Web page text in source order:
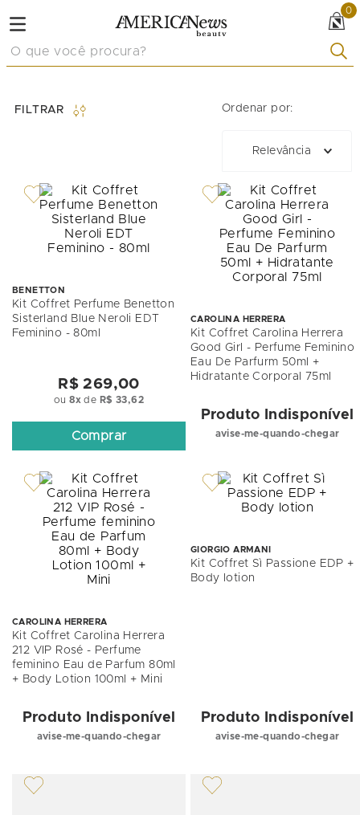
0
FILTRAR Ordenar por:
Relevância
BENETTON
Kit Coffret Perfume Benetton
Sisterland Blue Neroli EDT
Feminino - 80ml
R$ 269,00
ou8x de R$ 33,62
Comprar
CAROLINA HERRERA
Kit Coffret Carolina Herrera
Good Girl - Perfume Feminino
Eau De Parfurm 50ml +
Hidratante Corporal 75ml
Produto Indisponível
avise-me-quando-chegar
CAROLINA HERRERA
Kit Coffret Carolina Herrera
212 VIP Rosé - Perfume
feminino Eau de Parfum 80ml
+ Body Lotion 100ml + Mini
Produto Indisponível
avise-me-quando-chegar
GIORGIO ARMANI
Kit Coffret Sì Passione EDP +
Body lotion
Produto Indisponível
avise-me-quando-chegar